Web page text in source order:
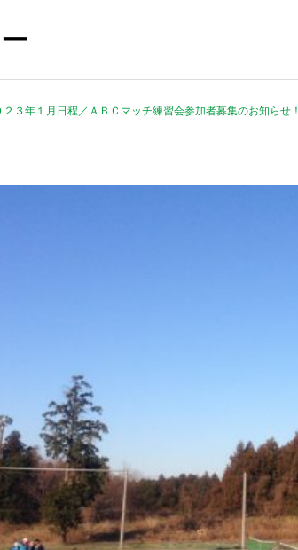
２３年１月日程／ＡＢＣマッチ練習会参加者募集のお知らせ！